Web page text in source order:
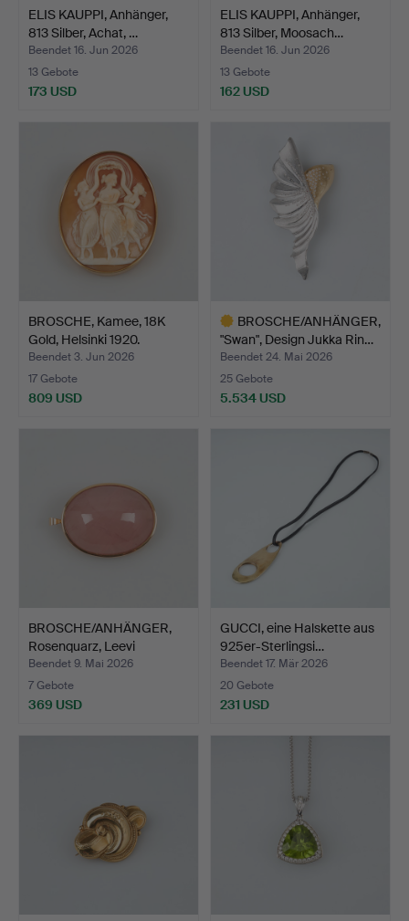
ELIS KAUPPI, Anhänger,
813 Silber, Achat, …
Beendet 16. Jun 2026
13 Gebote
173 USD
ELIS KAUPPI, Anhänger,
813 Silber, Moosach…
Beendet 16. Jun 2026
13 Gebote
162 USD
BROSCHE, Kamee, 18K
Gold, Helsinki 1920.
Beendet 3. Jun 2026
17 Gebote
809 USD
BROSCHE/ANHÄNGER,
"Swan", Design Jukka Rin…
Beendet 24. Mai 2026
25 Gebote
5.534 USD
BROSCHE/ANHÄNGER,
Rosenquarz, Leevi
Nygren…
Beendet 9. Mai 2026
7 Gebote
369 USD
GUCCI, eine Halskette aus
925er-Sterlingsi…
Beendet 17. Mär 2026
20 Gebote
231 USD